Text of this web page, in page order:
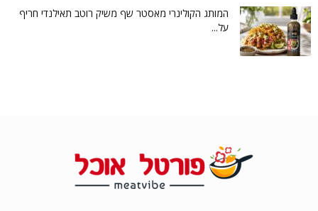
המותג הקולינרי מאסטר שף משיק רוטב תאילנדי חריף
על...